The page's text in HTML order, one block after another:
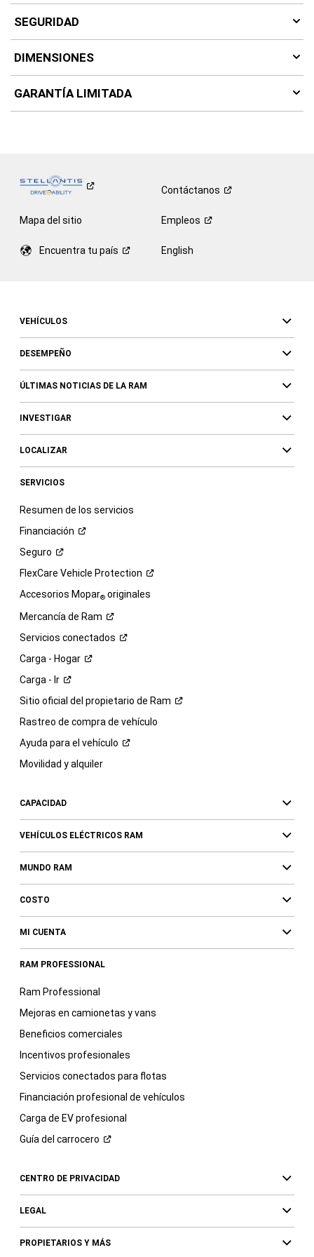
SEGURIDAD
DIMENSIONES
GARANTÍA LIMITADA
Contáctanos
Mapa del sitio Empleos
Encuentra tu país English
VEHÍCULOS
DESEMPEÑO
ÚLTIMAS NOTICIAS DE LA RAM
INVESTIGAR
LOCALIZAR
SERVICIOS
Resumen de los servicios
Financiación
Seguro
FlexCare Vehicle Protection
Accesorios Mopar®originales
Mercancía de Ram
Servicios conectados
Carga - Hogar
Carga - Ir
Sitio oficial del propietario de Ram
Rastreo de compra de vehículo
Ayuda para el vehículo
Movilidad y alquiler
CAPACIDAD
VEHÍCULOS ELÉCTRICOS RAM
MUNDO RAM
COSTO
MI CUENTA
RAM PROFESSIONAL
Ram Professional
Mejoras en camionetas y vans
Beneficios comerciales
Incentivos profesionales
Servicios conectados para flotas
Financiación profesional de vehículos
Carga de EV profesional
Guía del carrocero
CENTRO DE PRIVACIDAD
LEGAL
PROPIETARIOS Y MÁS